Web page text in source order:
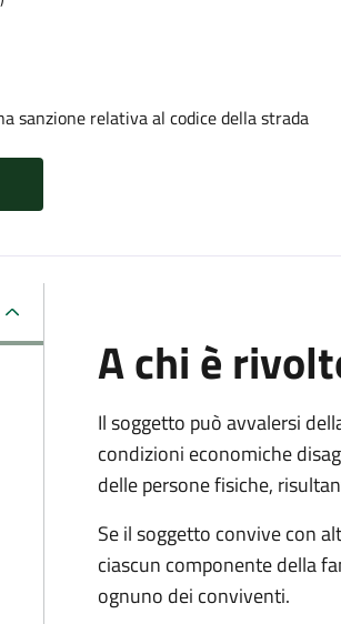
sanzione relativa al codice della strada
A chi è
Il soggetto può avvalersi
condizioni economiche
delle persone fisiche,
Se il soggetto convive con
ciascun componente della
ognuno dei conviventi.